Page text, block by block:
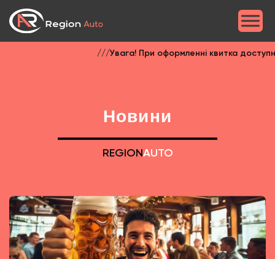
///Увага! При оформленні квитка
Новини
REGIONAUTO